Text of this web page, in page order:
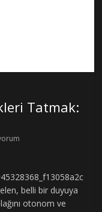
Tatmak:
belli bir duyuya
otonom ve